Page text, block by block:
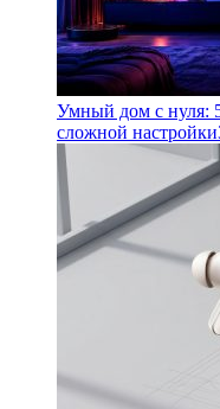
Умный дом с нуля:
сложной настройки